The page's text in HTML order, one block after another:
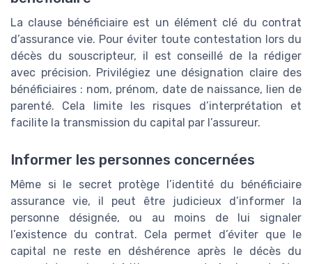
La clause bénéficiaire est un élément clé du contrat
d’assurance vie. Pour éviter toute contestation lors du
décès du souscripteur, il est conseillé de la rédiger
avec précision. Privilégiez une désignation claire des
bénéficiaires : nom, prénom, date de naissance, lien de
parenté. Cela limite les risques d’interprétation et
facilite la transmission du capital par l’assureur.
Informer les personnes concernées
Même si le secret protège l’identité du bénéficiaire
assurance vie, il peut être judicieux d’informer la
personne désignée, ou au moins de lui signaler
l’existence du contrat. Cela permet d’éviter que le
capital ne reste en déshérence après le décès du